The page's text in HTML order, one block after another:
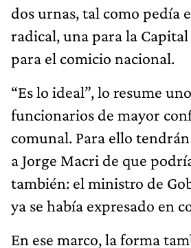
dos urnas, tal como pedía
radical, una para la
para el comicio nacional.
“Es lo ideal”, lo resume
funcionarios de mayor
comunal. Para ello
a Jorge Macri de que
también: el ministro de
ya se había expresado en
En ese marco, la forma